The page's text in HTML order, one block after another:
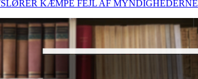
KÆMPE FEJL AF MYNDIGHEDERNE